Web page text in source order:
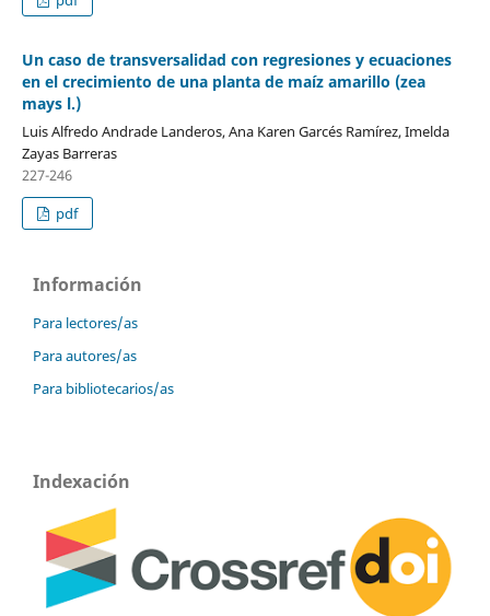
Un caso de transversalidad con regresiones y ecuaciones
en el crecimiento de una planta de maíz amarillo (zea
mays l.)
Luis Alfredo Andrade Landeros, Ana Karen Garcés Ramírez, Imelda
Zayas Barreras
227-246
pdf
Información
Para lectores/as
Para autores/as
Para bibliotecarios/as
Indexación